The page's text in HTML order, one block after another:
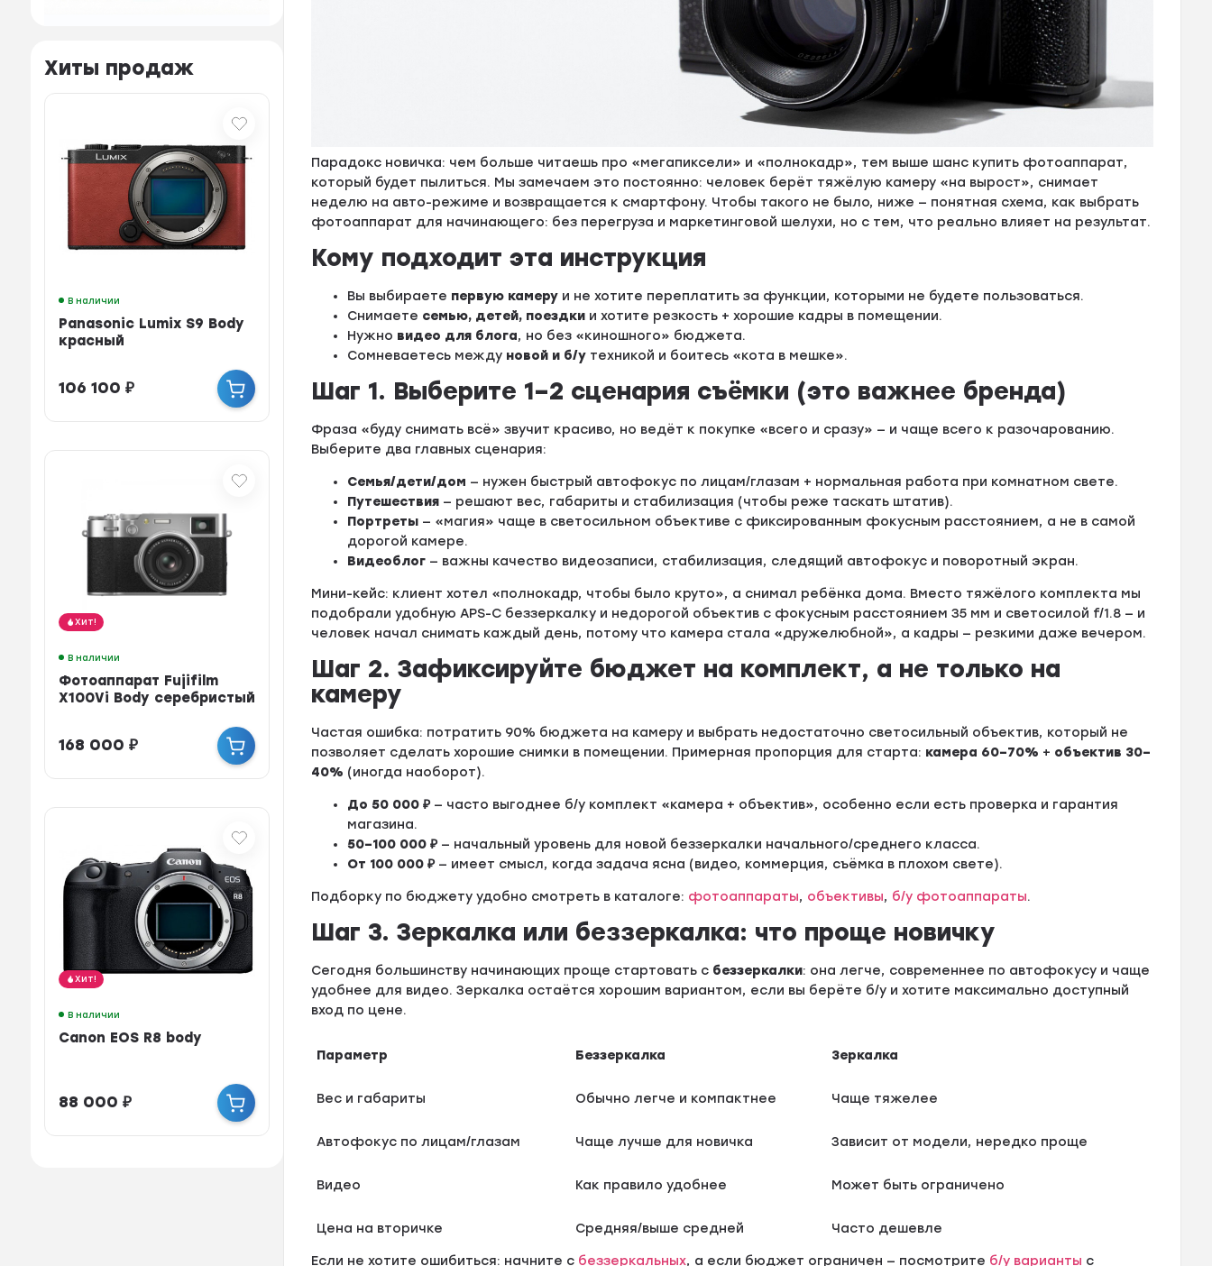
Хиты продаж
В наличии
Panasonic Lumix S9 Body
красный
106 100₽
Хит!
В наличии
Фотоаппарат Fujifilm
X100Vi Body серебристый
168 000₽
Хит!
В наличии
Canon EOS R8 body
88 000₽
Парадокс новичка: чем больше читаешь про «мегапиксели» и «полнокадр», тем выше шанс купить фотоаппарат,
который будет пылиться. Мы замечаем это постоянно: человек берёт тяжёлую камеру «на вырост», снимает
неделю на авто-режиме и возвращается к смартфону. Чтобы такого не было, ниже — понятная схема, как выбрать
фотоаппарат для начинающего: без перегруза и маркетинговой шелухи, но с тем, что реально влияет на результат.
Кому подходит эта инструкция
Вы выбираете первую камеру и не хотите переплатить за функции, которыми не будете пользоваться.
Снимаете семью, детей, поездки и хотите резкость + хорошие кадры в помещении.
Нужно видео для блога, но без «киношного» бюджета.
Сомневаетесь между новой и б/у техникой и боитесь «кота в мешке».
Шаг 1. Выберите 1–2 сценария съёмки (это важнее бренда)
Фраза «буду снимать всё» звучит красиво, но ведёт к покупке «всего и сразу» — и чаще всего к разочарованию.
Выберите два главных сценария:
Семья/дети/дом — нужен быстрый автофокус по лицам/глазам + нормальная работа при комнатном свете.
Путешествия — решают вес, габариты и стабилизация (чтобы реже таскать штатив).
Портреты — «магия» чаще в светосильном объективе с фиксированным фокусным расстоянием, а не в самой
дорогой камере.
Видеоблог — важны качество видеозаписи, стабилизация, следящий автофокус и поворотный экран.
Мини-кейс: клиент хотел «полнокадр, чтобы было круто», а снимал ребёнка дома. Вместо тяжёлого комплекта мы
подобрали удобную APS-C беззеркалку и недорогой объектив с фокусным расстоянием 35 мм и светосилой f/1.8 — и
человек начал снимать каждый день, потому что камера стала «дружелюбной», а кадры — резкими даже вечером.
Шаг 2. Зафиксируйте бюджет на комплект, а не только на
камеру
Частая ошибка: потратить 90% бюджета на камеру и выбрать недостаточно светосильный объектив, который не
позволяет сделать хорошие снимки в помещении. Примерная пропорция для старта: камера 60–70% + объектив 30–
40% (иногда наоборот).
До 50 000 ₽— часто выгоднее б/у комплект «камера + объектив», особенно если есть проверка и гарантия
магазина.
50–100 000 ₽— начальный уровень для новой беззеркалки начального/среднего класса.
От 100 000 ₽— имеет смысл, когда задача ясна (видео, коммерция, съёмка в плохом свете).
Подборку по бюджету удобно смотреть в каталоге: фотоаппараты, объективы, б/у фотоаппараты.
Шаг 3. Зеркалка или беззеркалка: что проще новичку
Сегодня большинству начинающих проще стартовать с беззеркалки: она легче, современнее по автофокусу и чаще
удобнее для видео. Зеркалка остаётся хорошим вариантом, если вы берёте б/у и хотите максимально доступный
вход по цене.
Параметр Беззеркалка Зеркалка
Вес и габариты Обычно легче и компактнее Чаще тяжелее
Автофокус по лицам/глазам Чаще лучше для новичка Зависит от модели, нередко проще
Видео Как правило удобнее Может быть ограничено
Цена на вторичке Средняя/выше средней Часто дешевле
Если не хотите ошибиться: начните с беззеркальных, а если бюджет ограничен — посмотрите б/у варианты с